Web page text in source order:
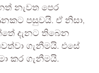
නැවත පෙර
පසුවයි. ඒ නිසා,
දැනට තිබෙන
ගැනීමයි. එසේ
කර ගැනීමයි.